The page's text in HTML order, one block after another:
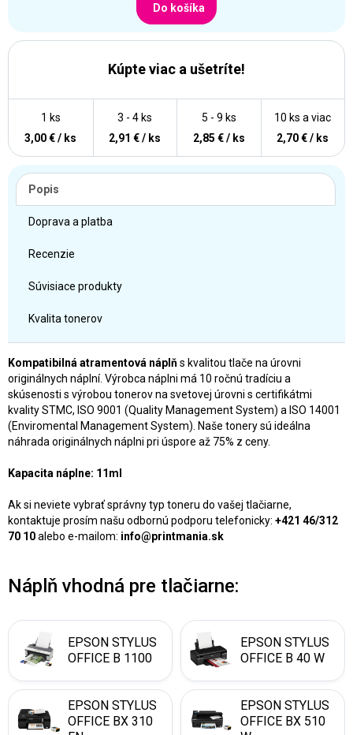
Do košíka
Kúpte viac a ušetríte!
10 ks a viac
2,70 € / ks
5 - 9 ks
2,85 € / ks
3 - 4 ks
2,91 € / ks
1 ks
3,00 € / ks
Popis
Doprava a platba
Recenzie
Súvisiace produkty
Kvalita tonerov
Kompatibilná atramentová náplňs kvalitou tlače na úrovni
originálnych náplní. Výrobca náplni má 10 ročnú tradíciu a
skúsenosti s výrobou tonerov na svetovej úrovni s certifikátmi
kvality STMC, ISO 9001 (Quality Management System) a ISO 14001
(Enviromental Management System). Naše tonery sú ideálna
náhrada originálnych náplni pri úspore až 75% z ceny.
Kapacita náplne: 11ml
Ak si neviete vybrať správny typ toneru do vašej tlačiarne,
kontaktuje prosím našu odbornú podporu telefonicky: +421 46/312
70 10alebo e-mailom: info@printmania.sk
Náplň vhodná pre tlačiarne:
EPSON STYLUS
OFFICE B 1100
EPSON STYLUS
OFFICE B 40 W
EPSON STYLUS
OFFICE BX 310
EPSON STYLUS
OFFICE BX 510